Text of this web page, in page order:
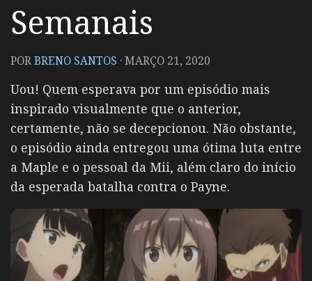
Semanais
PORBRENO SANTOS ·MARÇO 21, 2020
Uou! Quem esperava por um episódio mais
inspirado visualmente que o anterior,
certamente, não se decepcionou. Não obstante,
o episódio ainda entregou uma ótima luta entre
a Maple e o pessoal da Mii, além claro do início
da esperada batalha contra o Payne.